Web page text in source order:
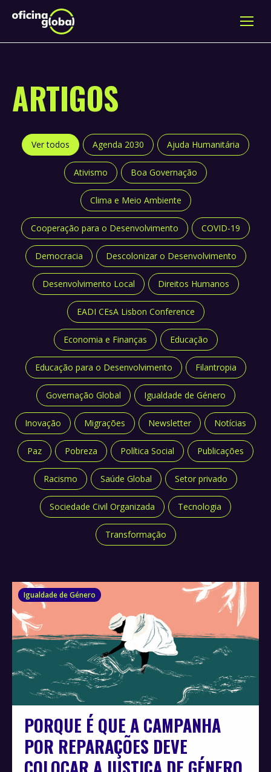
ARTIGOS
Ver todos Agenda 2030 Ajuda Humanitária
Ativismo Boa Governação
Clima e Meio Ambiente
Cooperação para o Desenvolvimento COVID-19
Democracia Descolonizar o Desenvolvimento
Desenvolvimento Local Direitos Humanos
EADI CEsA Lisbon Conference
Economia e Finanças Educação
Educação para o Desenvolvimento Filantropia
Governação Global Igualdade de Género
Inovação Migrações Newsletter Notícias
Paz Pobreza Política Social Publicações
Racismo Saúde Global Setor privado
Sociedade Civil Organizada Tecnologia
Transformação
Igualdade de Género
PORQUE É QUE A CAMPANHA
POR REPARAÇÕES DEVE